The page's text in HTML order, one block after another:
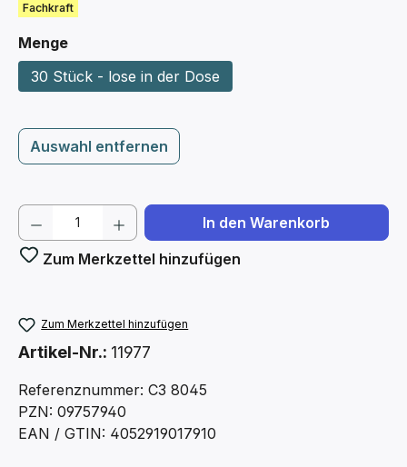
Fachkraft
Mengeauswählen
30 Stück - lose in der Dose
Auswahl entfernen
Produkt Anzahl: Gib den gewünschten
In den Warenkorb
Zum Merkzettel hinzufügen
Zum Merkzettel hinzufügen
Artikel-Nr.: 11977
Referenznummer: C3 8045
PZN: 09757940
EAN / GTIN: 4052919017910